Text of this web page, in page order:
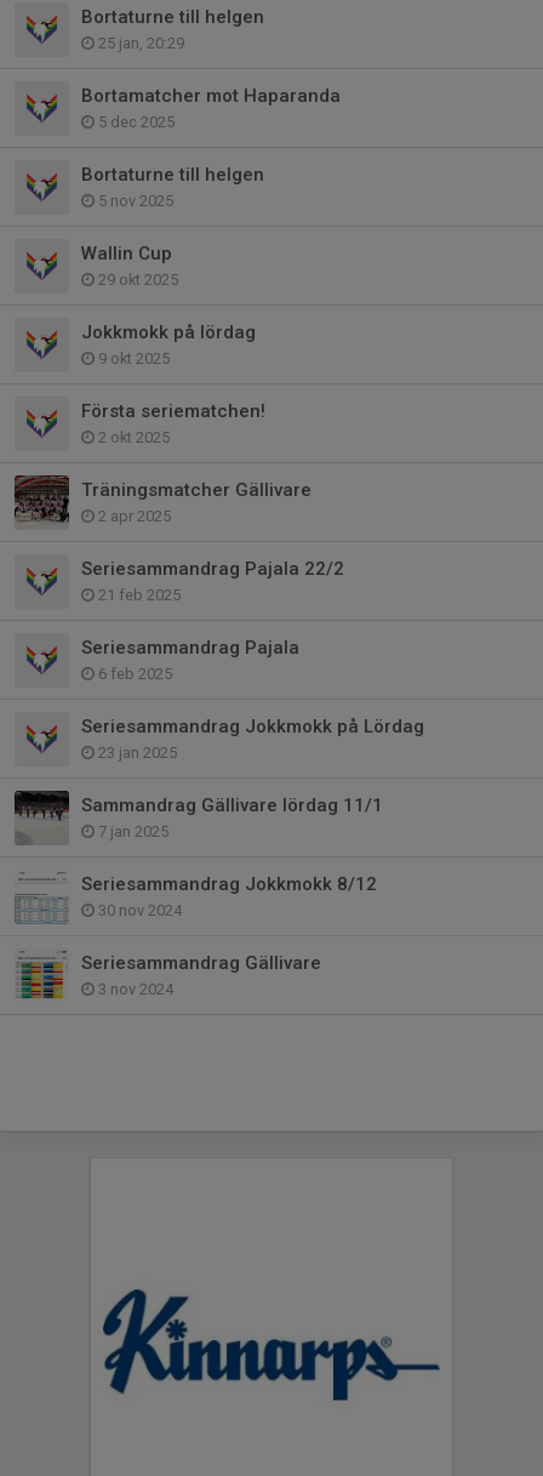
Bortaturne till helgen
25 jan, 20:29
Bortamatcher mot Haparanda
5 dec 2025
Bortaturne till helgen
5 nov 2025
Wallin Cup
29 okt 2025
Jokkmokk på lördag
9 okt 2025
Första seriematchen!
2 okt 2025
Träningsmatcher Gällivare
2 apr 2025
Seriesammandrag Pajala 22/2
21 feb 2025
Seriesammandrag Pajala
6 feb 2025
Seriesammandrag Jokkmokk på Lördag
23 jan 2025
Sammandrag Gällivare lördag 11/1
7 jan 2025
Seriesammandrag Jokkmokk 8/12
30 nov 2024
Seriesammandrag Gällivare
3 nov 2024